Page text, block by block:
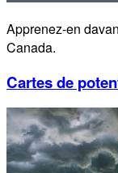
Apprenez-en
Canada.
Cartes de